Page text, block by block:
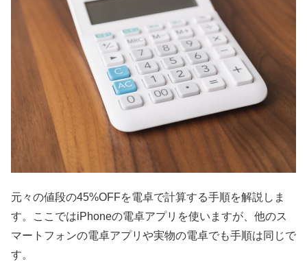
元々の値段の45%OFFを電卓で計算する手順を解説しま
す。ここではiPhoneの電卓アプリを使いますが、他のス
マートフォンの電卓アプリや実物の電卓でも手順は同じで
す。